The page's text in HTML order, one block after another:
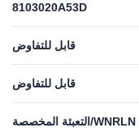
8103020A53D
قابل للتفاوض
قابل للتفاوض